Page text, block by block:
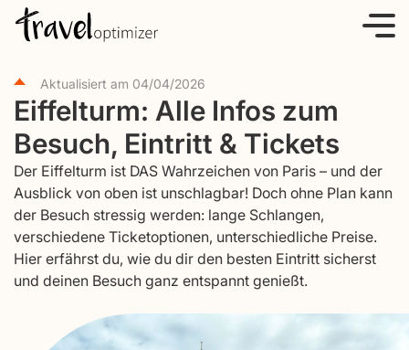
Aktualisiert am 04/04/2026
Eiffelturm: Alle Infos zum
Besuch, Eintritt & Tickets
Der Eiffelturm ist DAS Wahrzeichen von Paris – und der
Ausblick von oben ist unschlagbar! Doch ohne Plan kann
der Besuch stressig werden: lange Schlangen,
verschiedene Ticketoptionen, unterschiedliche Preise.
Hier erfährst du, wie du dir den besten Eintritt sicherst
und deinen Besuch ganz entspannt genießt.